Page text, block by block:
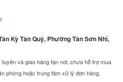
Kỳ Tân Quý, Phường Tân Sơn Nhì,
và giao hàng tận nơi, chưa hỗ trợ mua
phòng hoặc trung tâm xử lý đơn hàng.